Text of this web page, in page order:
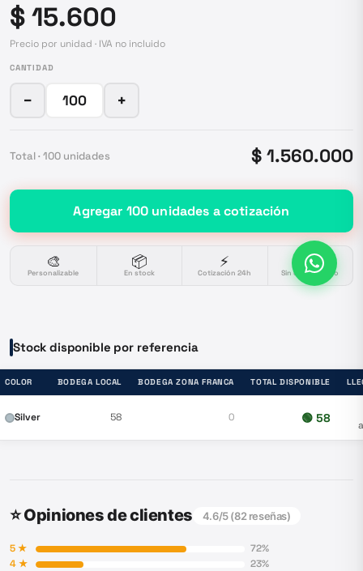
$ 15.600
Precio por unidad · IVA no incluido
CANTIDAD
− +
Total · 100 unidades $ 1.560.000
Agregar 100 unidades a cotización
🎨
Personalizable
📦
En stock
⚡
Cotización 24h
🔒
Sin compromiso
Stock disponible por referencia
COLOR BODEGA LOCAL BODEGA ZONA FRANCA TOTAL DISPONIBLE
Silver 58 0 🟢 58
⭐ Opiniones de clientes 4.6/5 (82 reseñas)
5★ 72%
4★ 23%